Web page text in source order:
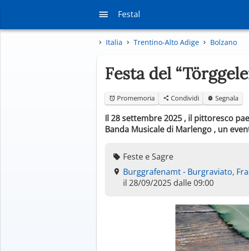
Festal
Italia Trentino-Alto Adige Bolzano
Festa del
Promemoria Condividi Segnala
Il 28 settembre 2025 , il pittoresco
Banda Musicale di Marlengo , un
Feste e Sagre
Burggrafenamt - Burgraviato,
il 28/09/2025 dalle 09:00